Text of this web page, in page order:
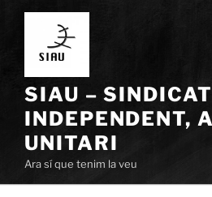
contingut
SIAU – SINDICAT
INDEPENDENT,
UNITARI
Ara sí que tenim la veu